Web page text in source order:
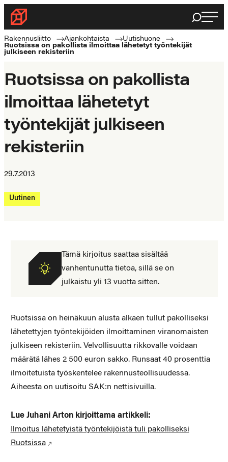
Siirry
suoraan
sisältöön
Rakennusliitto
Rakennusalan
ammattilaisten
Haku
Rakennusliitto Ajankohtaista
Uutishuone
Ruotsissa on pakollista ilmoittaa lähetetyt työntekijät
julkiseen rekisteriin
Ruotsissa on pakollista
ilmoittaa lähetetyt
työntekijät julkiseen
rekisteriin
29.7.2013
Uutinen
Tämä kirjoitus saattaa sisältää
vanhentunutta tietoa, sillä se on
julkaistu yli 13 vuotta sitten.
Ruotsissa on heinäkuun alusta alkaen tullut pakolliseksi
lähetettyjen työntekijöiden ilmoittaminen viranomaisten
julkiseen rekisteriin. Velvollisuutta rikkovalle voidaan
määrätä lähes 2 500 euron sakko. Runsaat 40 prosenttia
ilmoitetuista työskentelee rakennusteollisuudessa.
Aiheesta on uutisoitu SAK:n nettisivuilla.
Lue Juhani Arton kirjoittama artikkeli:
Ilmoitus lähetetyistä työntekijöistä tuli pakolliseksi
Ruotsissa